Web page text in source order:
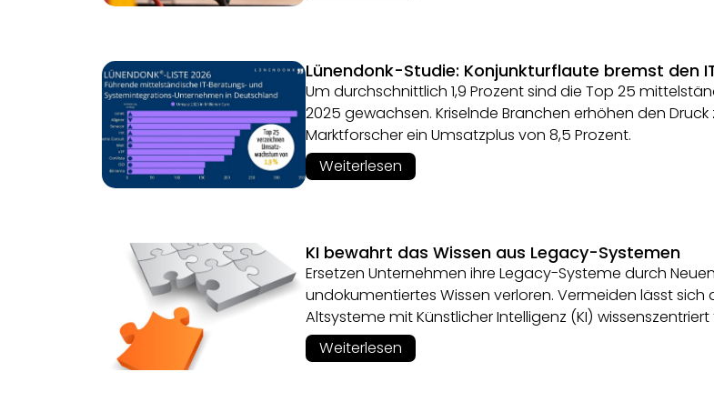
Lünendonk-Studie: Konjunkturflaute bremst den
Um durchschnittlich 1,9 Prozent sind die Top 25
2025 gewachsen. Kriselnde Branchen erhöhen den
Marktforscher ein Umsatzplus von 8,5 Prozent.
Weiterlesen
KI bewahrt das Wissen aus Legacy-Systemen
Ersetzen Unternehmen ihre Legacy-Systeme durch
undokumentiertes Wissen verloren. Vermeiden lässt
Altsysteme mit Künstlicher Intelligenz (KI)
Weiterlesen